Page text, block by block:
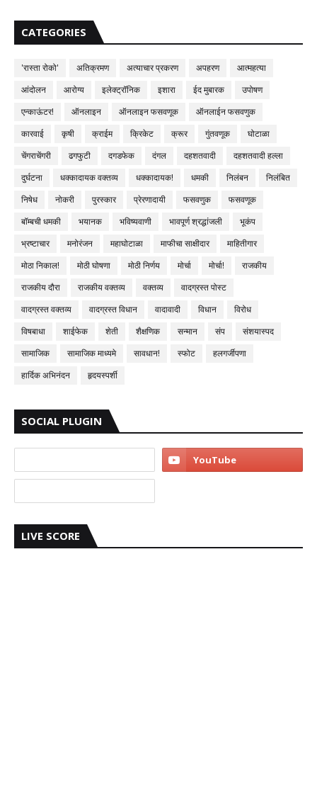
CATEGORIES
'रास्ता रोको' अतिक्रमण अत्याचार प्रकरण अपहरण
आत्महत्या
आंदोलन
आरोग्य इलेक्ट्रॉनिक इशारा ईद मुबारक
उपोषण
एन्काऊंटर!
ऑनलाइन ऑनलाइन फसवणूक
ऑनलाईन फसवणुक
कारवाई
कृषी क्राईम क्रिकेट क्रूर गुंतवणूक
घोटाळा
चेंगराचेंगरी
ढगफुटी दगडफेक दंगल दहशतवादी
दहशतवादी हल्ला
दुर्घटना
धक्कादायक वक्तव्य धक्कादायक! धमकी निलंबन
निलंबित
निषेध
नोकरी पुरस्कार प्रेरणादायी फसवणुक
फसवणूक
बॉम्बची धमकी
भयानक भविष्यवाणी भावपूर्ण श्रद्धांजली
भूकंप
भ्रष्टाचार
मनोरंजन महाघोटाळा माफीचा साक्षीदार
माहितीगार
मोठा निकाल!
मोठी घोषणा मोठी निर्णय मोर्चा मोर्चा!
राजकीय
राजकीय दौरा
राजकीय वक्तव्य वक्तव्य
वादग्रस्त पोस्ट
वादग्रस्त वक्तव्य
वादग्रस्त विधान वादावादी विधान
विरोध
विषबाधा
शाईफेक शेती शैक्षणिक सन्मान संप
संशयास्पद
सामाजिक
सामाजिक माध्यमे सावधान! स्फोट
हलगर्जीपणा
हार्दिक अभिनंदन
हृदयस्पर्शी
SOCIAL PLUGIN
LIVE SCORE